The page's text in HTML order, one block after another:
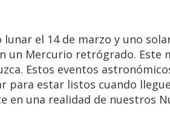
el 14 de marzo y uno
un Mercurio retrógrado. Este
Estos eventos
para estar listos cuando
en una realidad de nuestros